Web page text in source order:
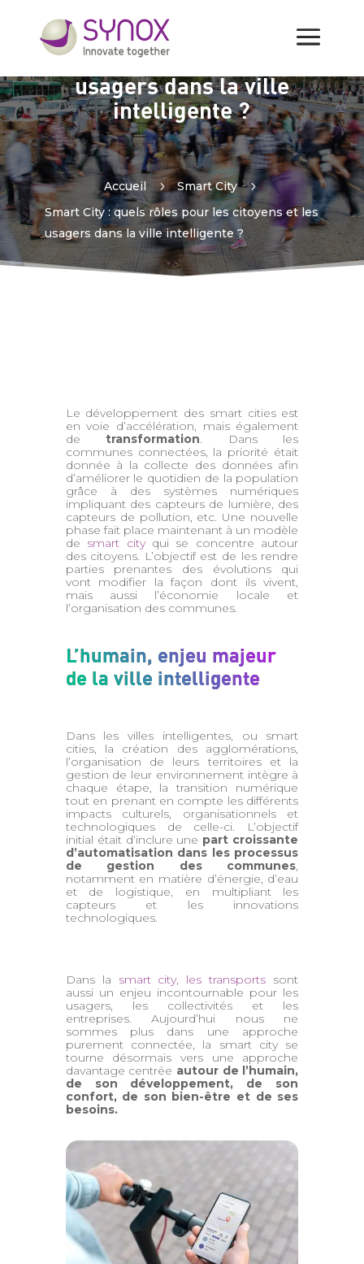
Smart City : quels rôles
pour les citoyens et les
usagers dans la ville
intelligente ?
Accueil 5 Smart City 5
Smart City : quels rôles pour les citoyens et les
usagers dans la ville intelligente ?
Le développement des smart cities est
en voie d’accélération, mais également
detransformation. Dans les
communes connectées, la priorité était
donnée à la collecte des données afin
d’améliorer le quotidien de la population
grâce à des systèmes numériques
impliquant des capteurs de lumière, des
capteurs de pollution, etc. Une nouvelle
phase fait place maintenant à un modèle
de smart cityqui se concentre autour
des citoyens. L’objectif est de les rendre
parties prenantes des évolutions qui
vont modifier la façon dont ils vivent,
mais aussi l’économie locale et
l’organisation des communes.
L’humain, enjeu majeur
de la ville intelligente
Dans les villes intelligentes, ou smart
cities, la création des agglomérations,
l’organisation de leurs territoires et la
gestion de leur environnement intègre à
chaque étape, la transition numérique
tout en prenant en compte les différents
impacts culturels, organisationnels et
technologiques de celle-ci. L’objectif
initial était d’inclure une part croissante
d’automatisation dans les processus
de gestion des communes,
notamment en matière d’énergie, d’eau
et de logistique, en multipliant les
capteurs et les innovations
technologiques.
Dans la smart city, les transports sont
aussi un enjeu incontournable pour les
usagers, les collectivités et les
entreprises. Aujourd’hui nous ne
sommes plus dans une approche
purement connectée, la smart city se
tourne désormais vers une approche
davantage centrée autour de l’humain,
de son développement, de son
confort, de son bien-être et de ses
besoins.